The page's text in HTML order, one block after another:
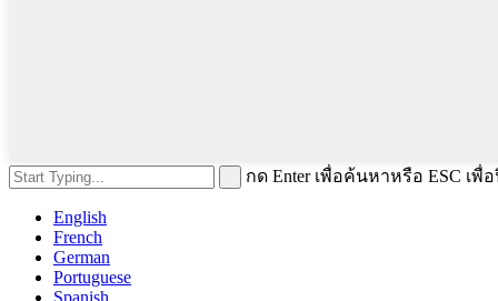
กด Enter เพื่อค้นหาหรือ ESC เพื่
English
French
German
Portuguese